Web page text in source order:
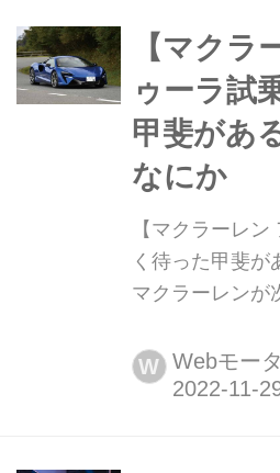
【マクラ
ゥーラ試
甲斐があ
なにか
【マクラーレ
く待った甲斐が
マクラーレンが
ラグインハイブ
ロから開発した
W Webモー